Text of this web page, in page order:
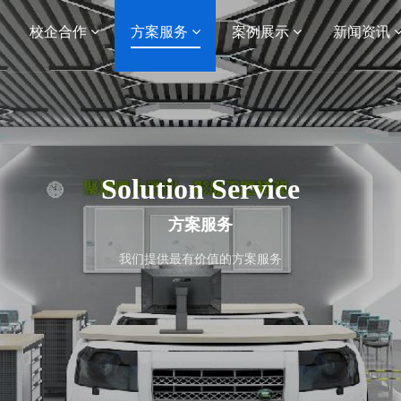
校企合作 方案服务 案例展示 新闻资讯
Solution Service
方案服务
我们提供最有价值的方案服务